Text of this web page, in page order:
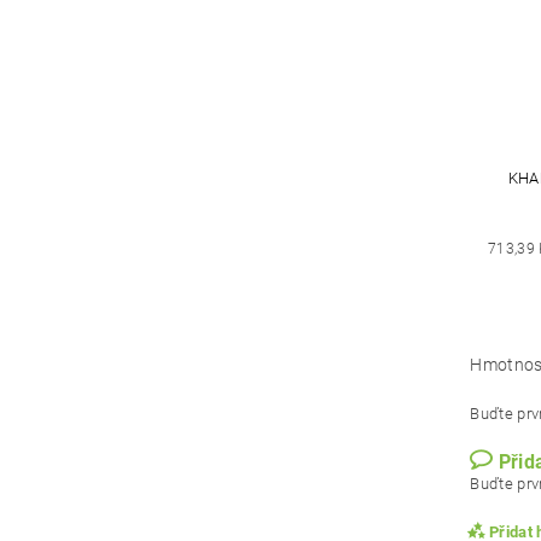
713,39
Buďte
Buďte
Přidat